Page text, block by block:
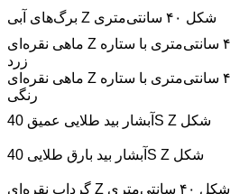
برگ‌های آبی Z شکل ۴۰ سانتی‌متری
ماهی نقره‌ای Z شکل ۴۰ سانتی‌متری با ستاره
زرد
ماهی نقره‌ای Z شکل ۴۰ سانتی‌متری با ستاره
رنگی
آبشار بید طلایی عمیق 40S Z شکل
آبشار بید بارق طلایی 40S Z شکل
گرداب نقره‌ای Z شکل ۴۰ سانتی‌متری